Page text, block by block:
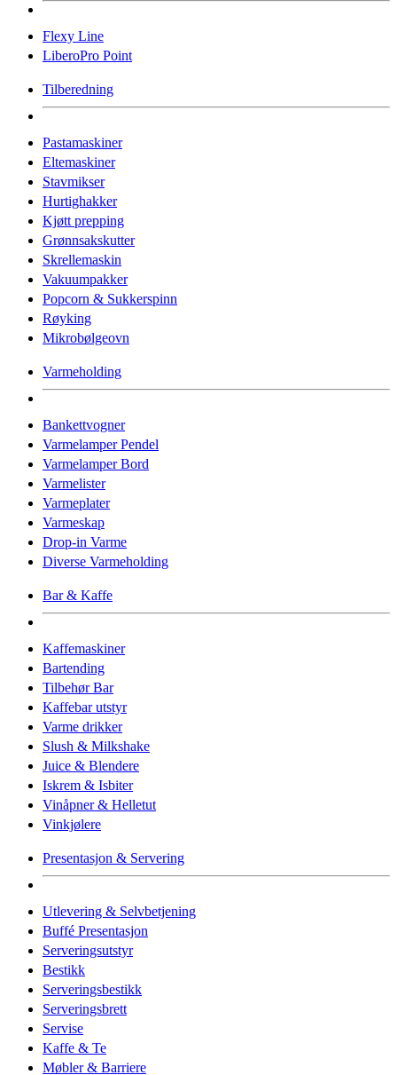
Flexy Line
LiberoPro Point
Tilberedning
Pastamaskiner
Eltemaskiner
Stavmikser
Hurtighakker
Kjøtt prepping
Grønnsakskutter
Skrellemaskin
Vakuumpakker
Popcorn & Sukkerspinn
Røyking
Mikrobølgeovn
Varmeholding
Bankettvogner
Varmelamper Pendel
Varmelamper Bord
Varmelister
Varmeplater
Varmeskap
Drop-in Varme
Diverse Varmeholding
Bar & Kaffe
Kaffemaskiner
Bartending
Tilbehør Bar
Kaffebar utstyr
Varme drikker
Slush & Milkshake
Juice & Blendere
Iskrem & Isbiter
Vinåpner & Helletut
Vinkjølere
Presentasjon & Servering
Utlevering & Selvbetjening
Buffé Presentasjon
Serveringsutstyr
Bestikk
Serveringsbestikk
Serveringsbrett
Servise
Kaffe & Te
Møbler & Barriere